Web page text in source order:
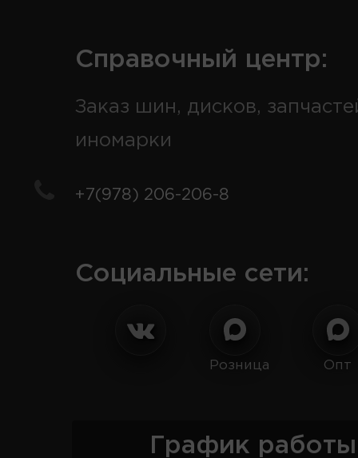
Справочный центр:
Заказ шин, дисков,
иномарки
+7(978) 206-206-8
Социальные сети:
Розница Опт
График